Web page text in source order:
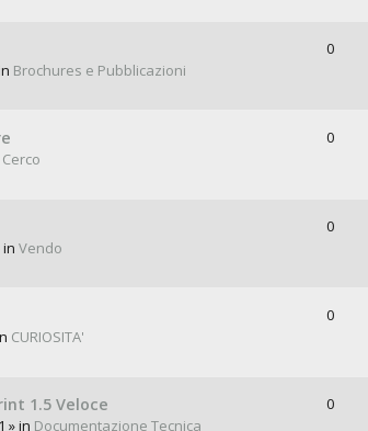
Brochures e Pubblicazioni
0
Cerco
0
in Vendo
0
CURIOSITA'
0
1.5 Veloce
» in Documentazione Tecnica
0